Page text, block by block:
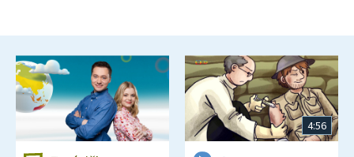
4:56